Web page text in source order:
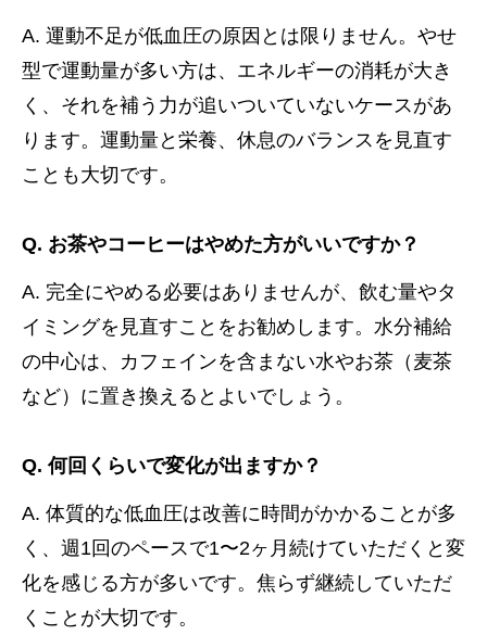
A. 運動不足が低血圧の原因とは限りません。やせ
型で運動量が多い方は、エネルギーの消耗が大き
く、それを補う力が追いついていないケースがあ
ります。運動量と栄養、休息のバランスを見直す
ことも大切です。
Q. お茶やコーヒーはやめた方がいいですか？
A. 完全にやめる必要はありませんが、飲む量やタ
イミングを見直すことをお勧めします。水分補給
の中心は、カフェインを含まない水やお茶（麦茶
など）に置き換えるとよいでしょう。
Q. 何回くらいで変化が出ますか？
A. 体質的な低血圧は改善に時間がかかることが多
く、週1回のペースで1〜2ヶ月続けていただくと変
化を感じる方が多いです。焦らず継続していただ
くことが大切です。